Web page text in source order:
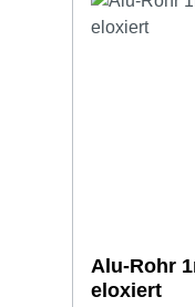
Alu-Rohr
eloxiert